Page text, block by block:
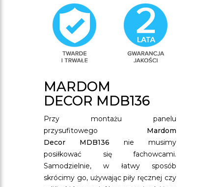
MARDOM
DECOR MDB136
Przy montażu panelu
przysufitowego Mardom
Decor MDB136 nie musimy
posiłkować się fachowcami.
Samodzielnie, w łatwy sposób
skrócimy go, używając piły ręcznej czy